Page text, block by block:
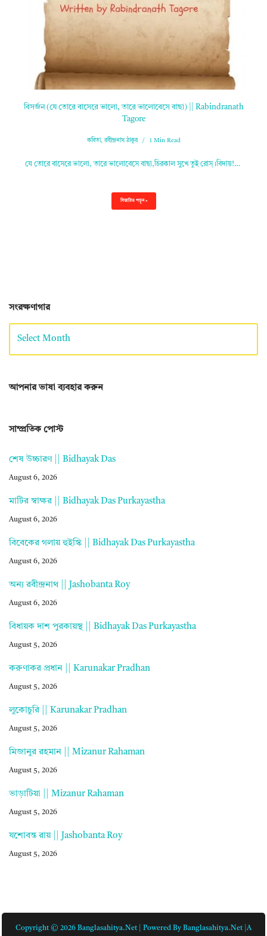
বিসর্জন (যে তোরে বাসেরে ভালো, তারে ভালোবেসে বাছা) || Rabindranath
Tagore
কবিতা,রবীন্দ্রনাথ ঠাকুর 1 Min Read
যে তোরে বাসেরে ভালো, তারে ভালোবেসে বাছা,চিরকাল সুখে তুই রোস্‌।বিদায়!…
বিস্তারিত পড়ুন »
সংরক্ষণাগার
আপনার ভাষা ব্যবহার করুন
সাম্প্রতিক পোস্ট
শেষ উচ্চারণ || Bidhayak Das
August 6, 2026
মাটির স্বাক্ষর || Bidhayak Das Purkayastha
August 6, 2026
বিবেকের গলায় হুইস্কি || Bidhayak Das Purkayastha
August 6, 2026
অন্য রবীন্দ্রনাথ || Jashobanta Roy
August 6, 2026
বিধায়ক দাশ পুরকায়স্থ || Bidhayak Das Purkayastha
August 5, 2026
করুণাকর প্রধান || Karunakar Pradhan
August 5, 2026
লুকোচুরি || Karunakar Pradhan
August 5, 2026
মিজানুর রহমান || Mizanur Rahaman
August 5, 2026
ভাড়াটিয়া || Mizanur Rahaman
August 5, 2026
যশোবন্ত রায় || Jashobanta Roy
August 5, 2026
Copyright © 2026 Banglasahitya.net | Powered By Banglasahitya.net |A